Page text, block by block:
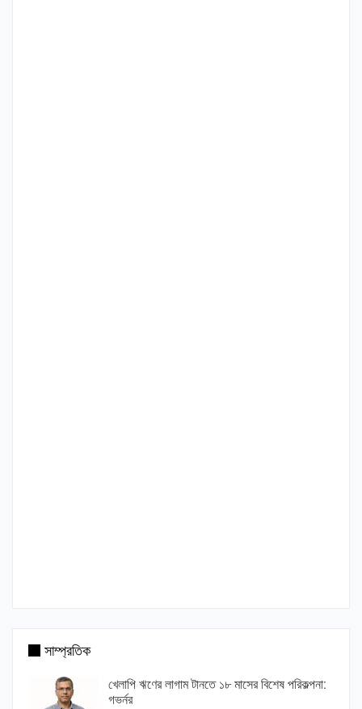
সাম্প্রতিক
খেলাপি ঋণের লাগাম টানতে ১৮ মাসের বিশেষ পরিকল্পনা:
গভর্নর